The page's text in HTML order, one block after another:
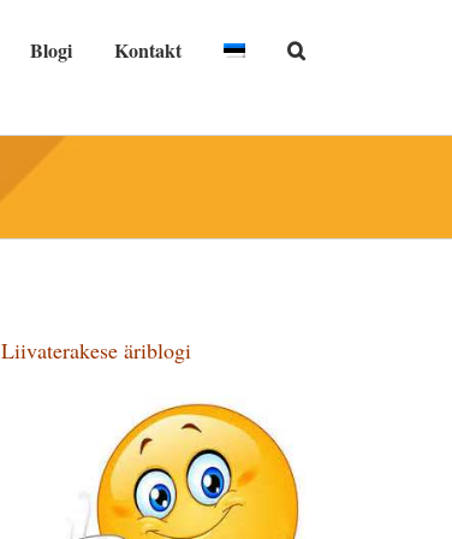
Blogi Kontakt
Liivaterakese äriblogi